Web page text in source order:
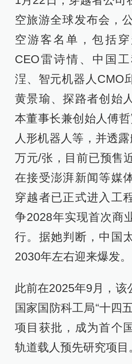
空旅游全球发布会，
空游客名单，包括
CEO雷诗情、中国
浧、智元机器人CMO
黄景瑜、探路者创始
本董事长兼创始人傅
人形机器人等，并透
万元/张，目前已预售
在接受澎湃新闻等媒
穿越者已正式进入工
争2028年实现首次商
行。据她判断，中国
2030年左右迎来爆发。
此前在2025年9月，该
国家国防科工局“十四
项目获批，成为首个
轨道载人预先研究项目